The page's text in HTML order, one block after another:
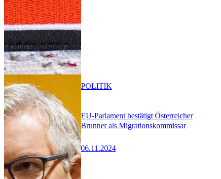
EU-Parlament bestätigt Österreicher
Brunner als Migrationskommissar
06.11.2024
POLITIK